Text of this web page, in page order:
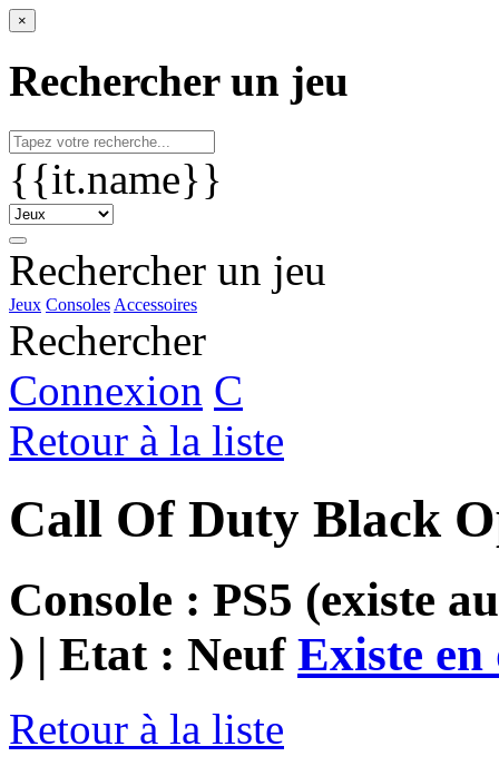
×
Rechercher un jeu
{{it.name}}
Rechercher un jeu
Jeux Consoles Accessoires
Rechercher
Connexion C
Retour à la liste
Call Of Duty Black
Console : PS5 (existe
) | Etat : Neuf Existe en
Retour à la liste